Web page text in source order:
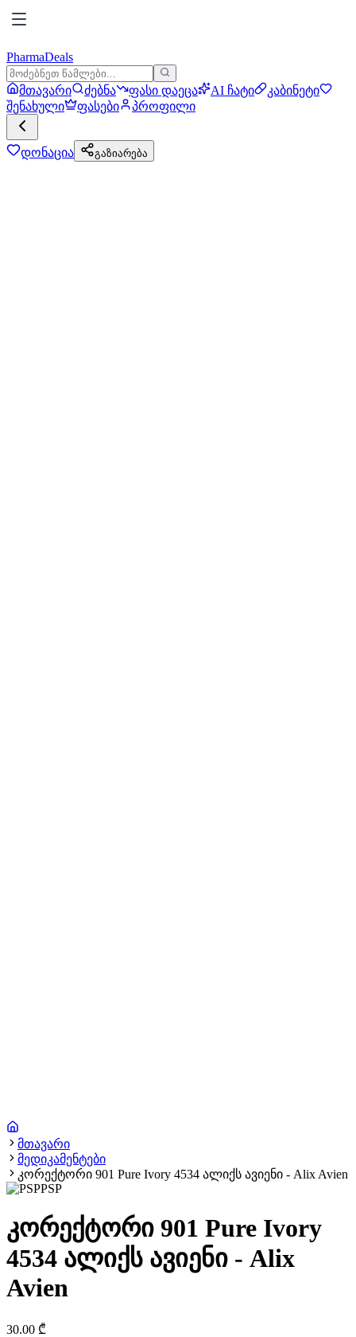
PharmaDeals
მთავარი ძებნა ფასი დაეცა AI ჩატი
კაბინეტი
შენახული
ფასები პროფილი
დონაცია გაზიარება
მთავარი
მედიკამენტები
კორექტორი 901 Pure Ivory 4534 ალიქს ავიენი - Alix Avien
PSP
კორექტორი 901 Pure Ivory
4534 ალიქს ავიენი - Alix
Avien
30.00 ₾